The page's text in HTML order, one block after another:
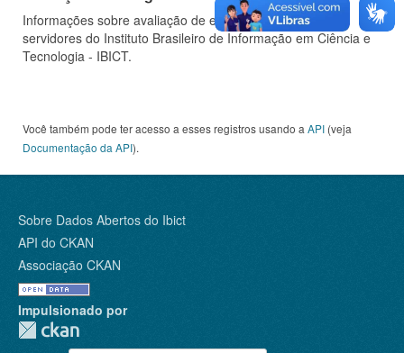
Informações sobre avaliação de estágio probatório de
servidores do Instituto Brasileiro de Informação em Ciência e
Tecnologia - IBICT.
Você também pode ter acesso a esses registros usando a API (veja
Documentação da API).
Sobre Dados Abertos do Ibict
API do CKAN
Associação CKAN
Impulsionado por